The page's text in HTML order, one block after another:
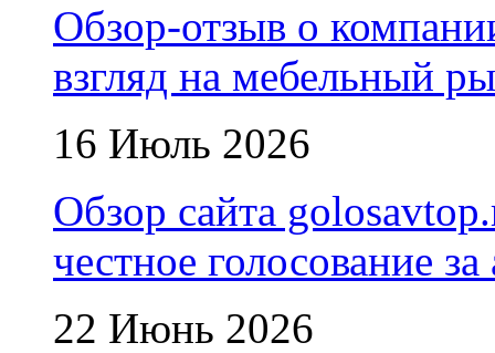
Обзор-отзыв о
взгляд на мебельный
16 Июль 2026
Обзор сайта
честное голосование
22 Июнь 2026